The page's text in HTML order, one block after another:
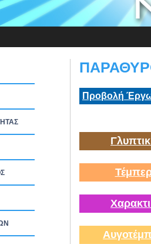
Προβολή